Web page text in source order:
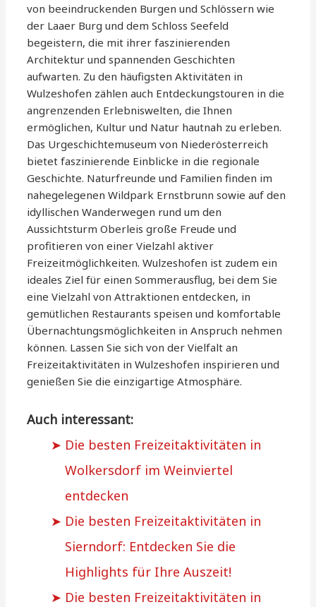
von beeindruckenden Burgen und Schlössern wie
der Laaer Burg und dem Schloss Seefeld
begeistern, die mit ihrer faszinierenden
Architektur und spannenden Geschichten
aufwarten. Zu den häufigsten Aktivitäten in
Wulzeshofen zählen auch Entdeckungstouren in die
angrenzenden Erlebniswelten, die Ihnen
ermöglichen, Kultur und Natur hautnah zu erleben.
Das Urgeschichtemuseum von Niederösterreich
bietet faszinierende Einblicke in die regionale
Geschichte. Naturfreunde und Familien finden im
nahegelegenen Wildpark Ernstbrunn sowie auf den
idyllischen Wanderwegen rund um den
Aussichtsturm Oberleis große Freude und
profitieren von einer Vielzahl aktiver
Freizeitmöglichkeiten. Wulzeshofen ist zudem ein
ideales Ziel für einen Sommerausflug, bei dem Sie
eine Vielzahl von Attraktionen entdecken, in
gemütlichen Restaurants speisen und komfortable
Übernachtungsmöglichkeiten in Anspruch nehmen
können. Lassen Sie sich von der Vielfalt an
Freizeitaktivitäten in Wulzeshofen inspirieren und
genießen Sie die einzigartige Atmosphäre.
Auch interessant:
Die besten Freizeitaktivitäten in
Wolkersdorf im Weinviertel
entdecken
Die besten Freizeitaktivitäten in
Sierndorf: Entdecken Sie die
Highlights für Ihre Auszeit!
Die besten Freizeitaktivitäten in